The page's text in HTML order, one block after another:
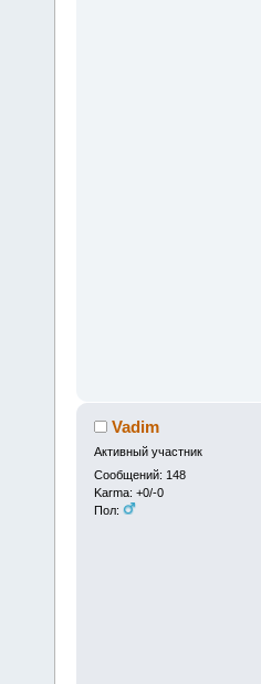
Vadim
Активный участник
Сообщений: 148
Karma: +0/-0
Пол: